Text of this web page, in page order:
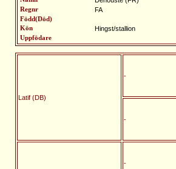
Regnr
FA
Född(Död)
Kön
Hingst/stallion
Uppfödare
Latif (DB)
-
-
-